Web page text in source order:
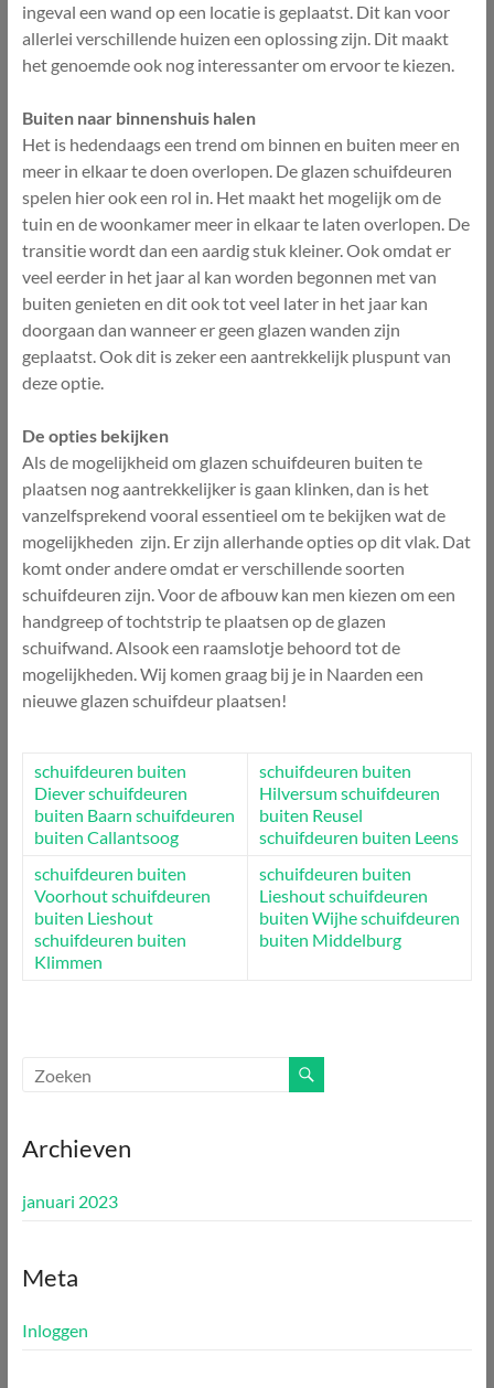
ingeval een wand op een locatie is geplaatst. Dit kan voor
allerlei verschillende huizen een oplossing zijn. Dit maakt
het genoemde ook nog interessanter om ervoor te kiezen.
Buiten naar binnenshuis halen
Het is hedendaags een trend om binnen en buiten meer en
meer in elkaar te doen overlopen. De glazen schuifdeuren
spelen hier ook een rol in. Het maakt het mogelijk om de
tuin en de woonkamer meer in elkaar te laten overlopen. De
transitie wordt dan een aardig stuk kleiner. Ook omdat er
veel eerder in het jaar al kan worden begonnen met van
buiten genieten en dit ook tot veel later in het jaar kan
doorgaan dan wanneer er geen glazen wanden zijn
geplaatst. Ook dit is zeker een aantrekkelijk pluspunt van
deze optie.
De opties bekijken
Als de mogelijkheid om glazen schuifdeuren buiten te
plaatsen nog aantrekkelijker is gaan klinken, dan is het
vanzelfsprekend vooral essentieel om te bekijken wat de
mogelijkheden zijn. Er zijn allerhande opties op dit vlak. Dat
komt onder andere omdat er verschillende soorten
schuifdeuren zijn. Voor de afbouw kan men kiezen om een
handgreep of tochtstrip te plaatsen op de glazen
schuifwand. Alsook een raamslotje behoord tot de
mogelijkheden. Wij komen graag bij je in Naarden een
nieuwe glazen schuifdeur plaatsen!
schuifdeuren buiten
Dieverschuifdeuren
buiten Baarn schuifdeuren
buiten Callantsoog
schuifdeuren buiten
Hilversumschuifdeuren
buiten Reusel
schuifdeuren buiten Leens
schuifdeuren buiten
Voorhoutschuifdeuren
buiten Lieshout
schuifdeuren buiten
Klimmen
schuifdeuren buiten
Lieshoutschuifdeuren
buiten Wijheschuifdeuren
buiten Middelburg
Archieven
januari 2023
Meta
Inloggen